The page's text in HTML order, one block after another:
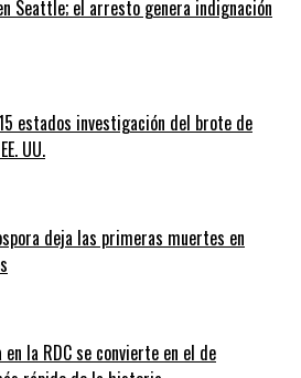
Seattle; el arresto genera indignación
estados investigación del brote de
UU.
deja las primeras muertes en
la RDC se convierte en el de